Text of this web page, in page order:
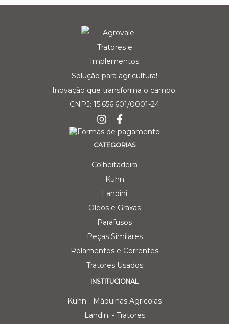
Solução para agricultura!
Inovação que transforma o campo.
CNPJ: 15.656.601/0001-24
CATEGORIAS
Colheitadeira
Kuhn
Landini
Oleos e Graxas
Parafusos
Peças Similares
Rolamentos e Correntes
Tratores Usados
INSTITUCIONAL
Kuhn - Máquinas Agrícolas
Landini - Tratores